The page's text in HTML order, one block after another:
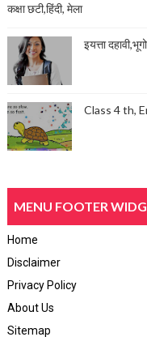
कक्षा छटी,हिंदी, मेला
इयत्ता
Class 4 th,
MENU FOOTER
Home
Disclaimer
Privacy Policy
About Us
Sitemap